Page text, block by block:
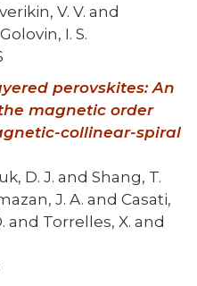
V. V. and
I. S.
perovskites: An
magnetic order
collinear-spiral
D. J. and Shang, T.
J. A. and Casati,
and Torrelles, X. and